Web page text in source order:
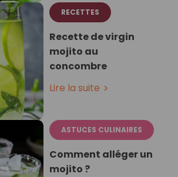
RECETTES
Recette de virgin
mojito⁣ au
concombre
Lire la suite
ASTUCES CULINAIRES
Comment alléger un
mojito ?